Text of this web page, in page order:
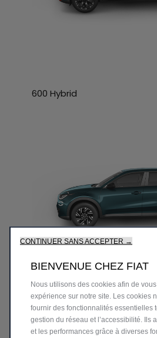
600 Hybrid
600 Essence
CONTINUER SANS ACCEPTER →
BIENVENUE CHEZ FIAT
Nous utilisons des cookies afin de
expérience sur notre site. Les cookies
fournir des fonctionnalités essentielles
gestion du réseau et l’accessibilité. Ils
et les performances grâce à diverses